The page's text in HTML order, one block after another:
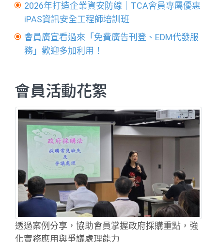
2026年打造企業資安防線｜TCA會員專屬優惠
iPAS資訊安全工程師培訓班
會員廣宣看過來「免費廣告刊登、EDM代發服
務」歡迎多加利用！
會員活動花絮
透過案例分享，協助會員掌握政府採購重點，強
化實務應用與爭議處理能力